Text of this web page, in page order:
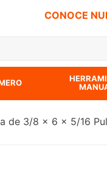
CONOCE
de 3/8 x 6 x 5/16
MÁS BUSCADOS